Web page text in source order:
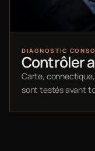
DIAGNOSTIC
Contrôler
Carte,
sont testés avant